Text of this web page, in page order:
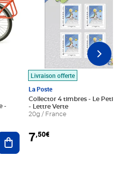
Ajouter au panier
Livraison offerte
La Poste
Collector 4 timbres - Le Petit
- Lettre Verte
20g / France
7,50€